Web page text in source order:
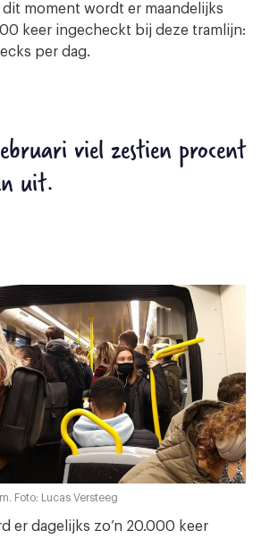
dit moment wordt er maandelijks
keer ingecheckt bij deze tramlijn:
per dag.
viel zestien procent
uit.
Foto: Lucas Versteeg
er dagelijks zo’n 20.000 keer